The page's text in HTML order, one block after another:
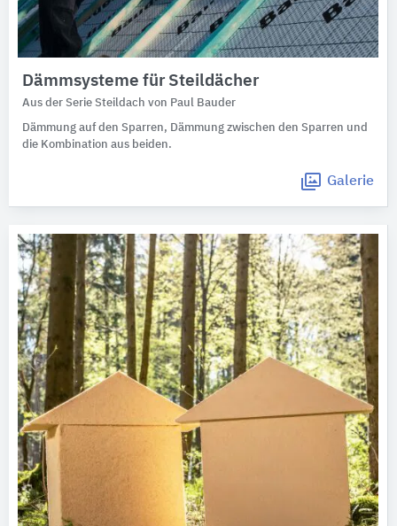
Dämmsysteme für Steildächer
Aus der Serie Steildach von Paul Bauder
Dämmung auf den Sparren, Dämmung zwischen den Sparren und
die Kombination aus beiden.
Galerie